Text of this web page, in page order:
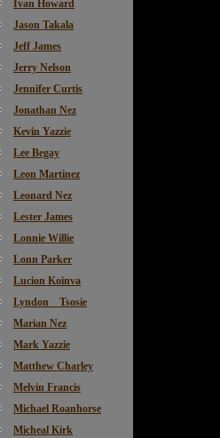
Ivan Howard
Jason Takala
Jeff James
Jerry Nelson
Jennifer Curtis
Jonathan Nez
Kevin Yazzie
Lee Begay
Leon Martinez
Leonard Nez
Lester James
Lonnie Willie
Lonn Parker
Lucion Koinva
Lyndon Tsosie
Marian Nez
Mark Yazzie
Matthew Charley
Melvin Francis
Michael Roanhorse
Micheal Kirk